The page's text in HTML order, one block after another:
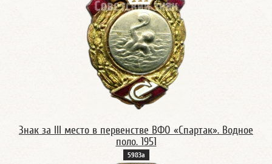
Знак за III место в первенстве ВФО «Спартак». Водное
поло. 1951
5983a